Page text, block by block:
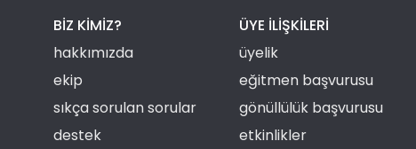
BIZ KIMIZ?
hakkımızda
ekip
sıkça sorulan sorular
destek
ÜYE ILIŞKILERI
üyelik
eğitmen başvurusu
gönüllülük başvurusu
etkinlikler